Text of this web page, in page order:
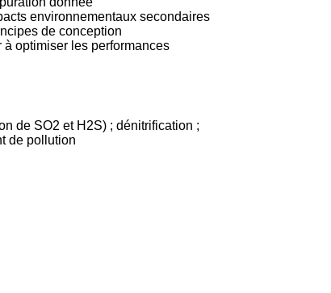
environnementaux secondaires
de conception
optimiser les performances
de SO2 et H2S) ; dénitrification ;
de pollution